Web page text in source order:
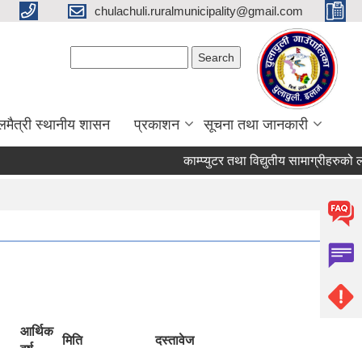
chulachuli.ruralmunicipality@gmail.com
स्थानीय शासन प्रकाशन सूचना तथा जानकारी
काम्प्युटर तथा विद्युतीय सामाग्रीहरुको
आर्थिक
मिति दस्तावेज